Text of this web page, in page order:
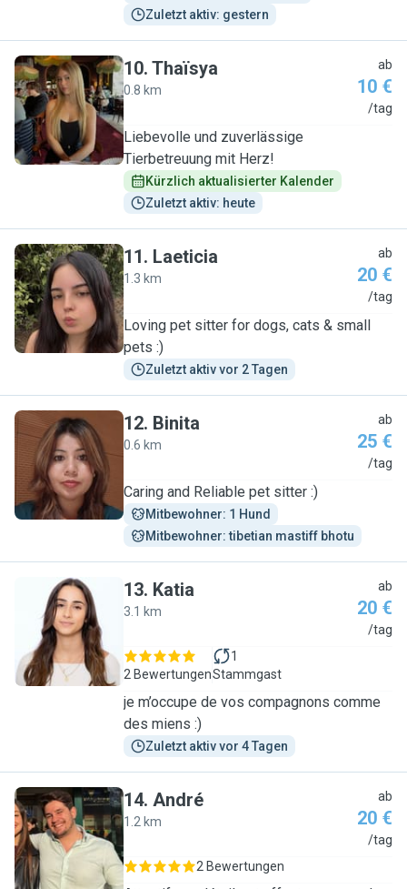
Zuletzt aktiv: gestern
T
10. Thaïsya
0.8 km
ab
10 €
/tag
Liebevolle und zuverlässige
Tierbetreuung mit Herz!
Kürzlich aktualisierter Kalender
Zuletzt aktiv: heute
L
11. Laeticia
1.3 km
ab
20 €
/tag
Loving pet sitter for dogs, cats & small
pets :)
Zuletzt aktiv vor 2 Tagen
B
12. Binita
0.6 km
ab
25 €
/tag
Caring and Reliable pet sitter :)
Mitbewohner: 1 Hund
Mitbewohner: tibetian mastiff bhotu
K
13. Katia
3.1 km
ab
20 €
/tag
2 Bewertungen
1
Stammgast
je m’occupe de vos compagnons comme
des miens :)
Zuletzt aktiv vor 4 Tagen
A
14. André
1.2 km
ab
20 €
/tag
2 Bewertungen